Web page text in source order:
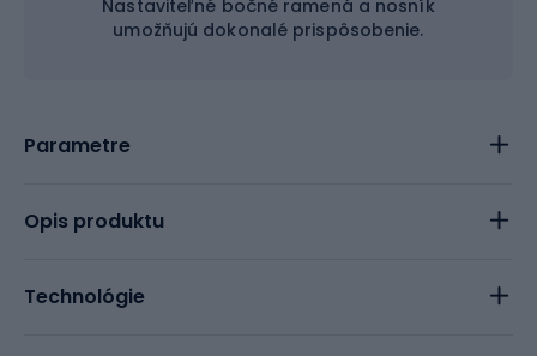
Nastaviteľné bočné ramená a nosník
umožňujú dokonalé prispôsobenie.
Parametre
Opis produktu
Technológie